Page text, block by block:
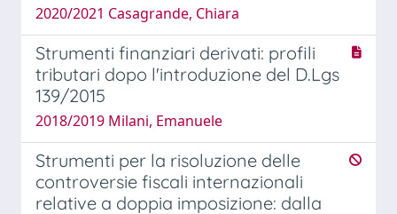
2020/2021 Casagrande, Chiara
Strumenti finanziari derivati: profili
tributari dopo l'introduzione del D.Lgs
139/2015
2018/2019 Milani, Emanuele
Strumenti per la risoluzione delle
controversie fiscali internazionali
relative a doppia imposizione: dalla